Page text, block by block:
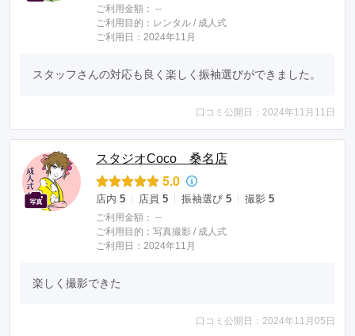
ご利用金額： --
ご利用目的： レンタル / 成人式
ご利用日：2024年11月
スタッフさんの対応も良く楽しく振袖選びができました。
口コミ公開日：2024年11月11日
スタジオCoco 桑名店
5.0
店内 5 店員 5 振袖選び 5 撮影 5
ご利用金額： --
ご利用目的： 写真撮影 / 成人式
ご利用日：2024年11月
楽しく撮影できた
口コミ公開日：2024年11月05日